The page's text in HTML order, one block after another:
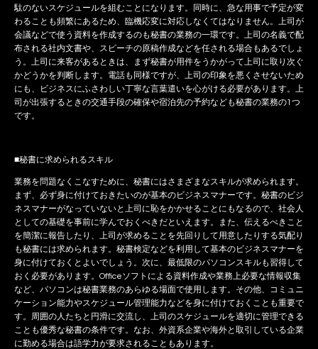
駄のないスケジュールを組むことになります。同時に、急な用事で予定が変
わることも頻繁にあるため、臨機応変に対応しなくてはなりません。上司が
会議などで使う資料を作成するのも秘書の業務の一環です。上司の名義で配
布される社内文書や、スピーチの原稿作成などを任される場合もあるでしょ
う。上司に来客があるときは、まず秘書が用件をうかがって上司に取り次ぐ
かどうかを判断します。電話も同様ですが、上司の印象を悪くさせないため
にも、ビジネスにふさわしい丁寧な言葉遣いを心がける必要があります。上
司が出張するときの交通手段の確保や宿泊先の予約なども秘書の業務の1つ
です。
■秘書に求められるスキル
業務を問題なくこなすために、秘書にはさまざまなスキルが求められます。
まず、必ず身に付けておきたいのが基本のビジネスマナーです。秘書のビジ
ネスマナーがなっていないと上司に恥をかかせることにもなるので、社会人
としての基礎を事前に学んでおくべきだといえます。また、伝えるべきこと
を簡潔に報告したり、上司が求めることを先回りして用意したりする気配り
も秘書には求められます。秘書検定などを利用して基本のビジネスマナーを
身に付けておくとよいでしょう。次に、最低限のパソコンスキルも習得して
おく必要があります。Officeソフトによる資料作成や業務上必要な情報収集
など、パソコンは秘書業務のあらゆる場面で使用します。その他、コミュニ
ケーション能力やスケジュール管理能力などを身に付けておくことも重要で
す。周囲の人たちと円滑に交流し、上司のスケジュールを適切に管理できる
ことも優秀な秘書の条件です。なお、外資系企業や海外と取引している企業
に勤める場合は語学力が要求されることもあります。